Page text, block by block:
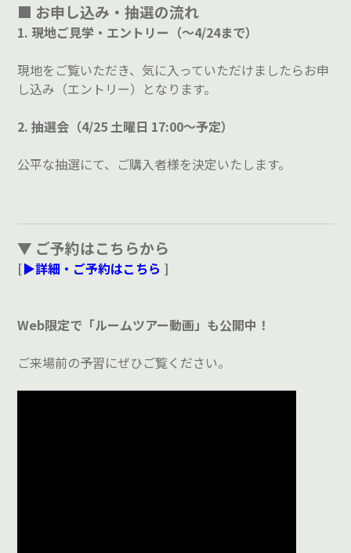
■ お申し込み・抽選の流れ
1. 現地ご見学・エントリー（～4/24まで）
現地をご覧いただき、気に入っていただけましたらお申
し込み（エントリー）となります。
2. 抽選会（4/25 土曜日 17:00～予定）
公平な抽選にて、ご購入者様を決定いたします。
▼ ご予約はこちらから
[▶詳細・ご予約はこちら ]
Web限定で「ルームツアー動画」も公開中！
ご来場前の予習にぜひご覧ください。